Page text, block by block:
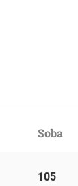
Soba
105